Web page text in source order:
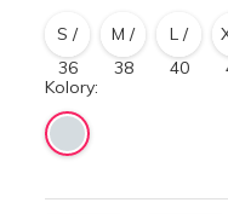
S /
36
M /
38
L /
40
Kolory: